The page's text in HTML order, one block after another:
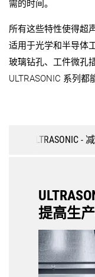
需的时间。
所有这些特性使得超
适用于光学和半导体
玻璃钻孔、工件微孔
ULTRASONIC 系列都
ULTRASONIC
提高生